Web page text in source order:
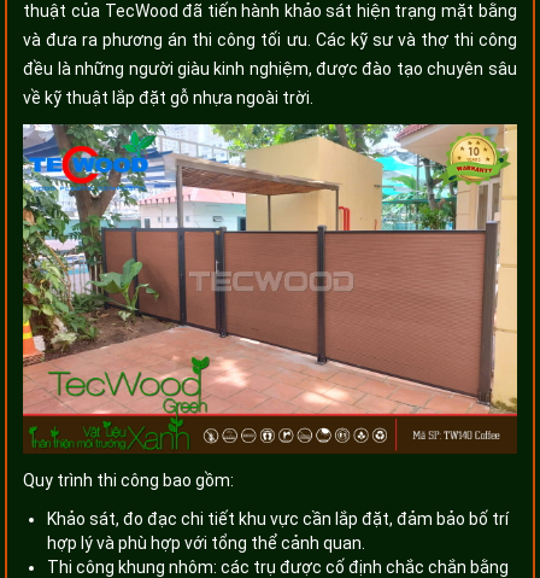
thuật của TecWood đã tiến hành khảo sát hiện trạng mặt bằng
và đưa ra phương án thi công tối ưu. Các kỹ sư và thợ thi công
đều là những người giàu kinh nghiệm, được đào tạo chuyên sâu
về kỹ thuật lắp đặt gỗ nhựa ngoài trời.
Quy trình thi công bao gồm:
Khảo sát, đo đạc chi tiết khu vực cần lắp đặt, đảm bảo bố trí
hợp lý và phù hợp với tổng thể cảnh quan.
Thi công khung nhôm: các trụ được cố định chắc chắn bằng